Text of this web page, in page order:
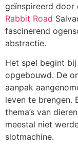
geïnspireerd door
Rabbit Road
fascinerend
abstractie.
Het spel begint
opgebouwd. De
aanpak
leven te brengen.
thema’s van
meestal niet
slotmachine.